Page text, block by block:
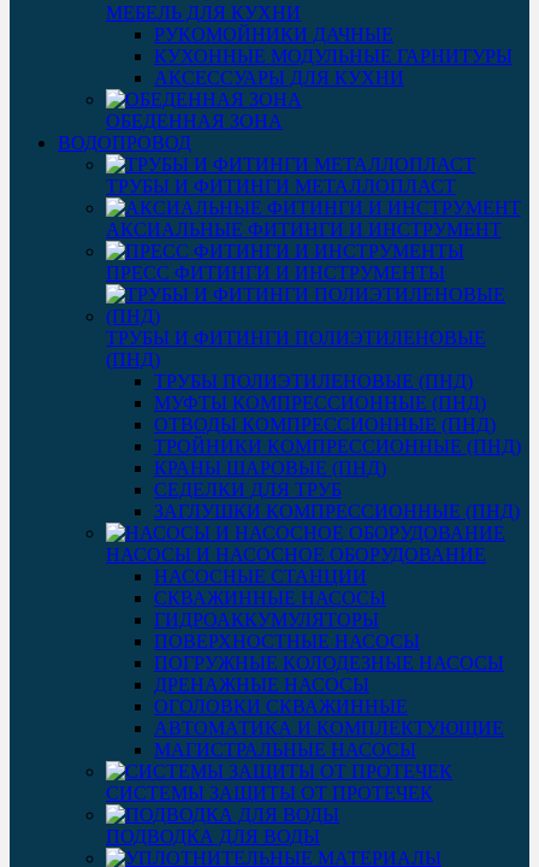
МЕБЕЛЬ ДЛЯ КУХНИ
РУКОМОЙНИКИ ДАЧНЫЕ
КУХОННЫЕ МОДУЛЬНЫЕ ГАРНИТУРЫ
АКСЕССУАРЫ ДЛЯ КУХНИ
ОБЕДЕННАЯ ЗОНА
ВОДОПРОВОД
ТРУБЫ И ФИТИНГИ МЕТАЛЛОПЛАСТ
АКСИАЛЬНЫЕ ФИТИНГИ И ИНСТРУМЕНТ
ПРЕСС ФИТИНГИ И ИНСТРУМЕНТЫ
ТРУБЫ И ФИТИНГИ ПОЛИЭТИЛЕНОВЫЕ
(ПНД)
ТРУБЫ ПОЛИЭТИЛЕНОВЫЕ (ПНД)
МУФТЫ КОМПРЕССИОННЫЕ (ПНД)
ОТВОДЫ КОМПРЕССИОННЫЕ (ПНД)
ТРОЙНИКИ КОМПРЕССИОННЫЕ (ПНД)
КРАНЫ ШАРОВЫЕ (ПНД)
СЕДЕЛКИ ДЛЯ ТРУБ
ЗАГЛУШКИ КОМПРЕССИОННЫЕ (ПНД)
НАСОСЫ И НАСОСНОЕ ОБОРУДОВАНИЕ
НАСОСНЫЕ СТАНЦИИ
СКВАЖИННЫЕ НАСОСЫ
ГИДРОАККУМУЛЯТОРЫ
ПОВЕРХНОСТНЫЕ НАСОСЫ
ПОГРУЖНЫЕ КОЛОДЕЗНЫЕ НАСОСЫ
ДРЕНАЖНЫЕ НАСОСЫ
ОГОЛОВКИ СКВАЖИННЫЕ
АВТОМАТИКА И КОМПЛЕКТУЮЩИЕ
МАГИСТРАЛЬНЫЕ НАСОСЫ
СИСТЕМЫ ЗАЩИТЫ ОТ ПРОТЕЧЕК
ПОДВОДКА ДЛЯ ВОДЫ